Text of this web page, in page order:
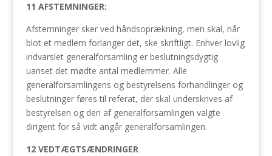
11 AFSTEMNINGER:
Afstemninger sker ved håndsoprækning, men skal, når
blot et medlem forlanger det, ske skriftligt. Enhver lovlig
indvarslet generalforsamling er beslutningsdygtig
uanset det mødte antal medlemmer. Alle
generalforsamlingens og bestyrelsens forhandlinger og
beslutninger føres til referat, der skal underskrives af
bestyrelsen og den af generalforsamlingen valgte
dirigent for så vidt angår generalforsamlingen.
12 VEDTÆGTSÆNDRINGER